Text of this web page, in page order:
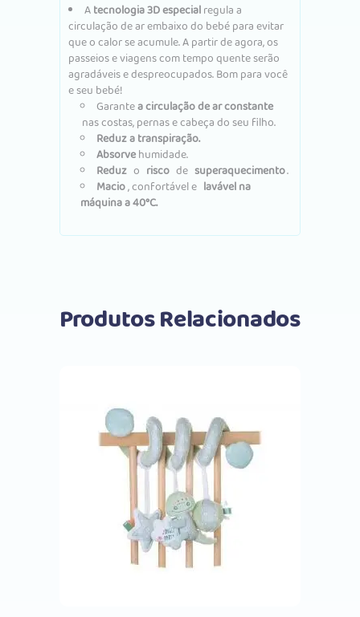
Atecnologia 3D especialregula a
circulação de ar embaixo do bebé para evitar
que o calor se acumule.A partir de agora, os
passeios e viagens com tempo quente serão
agradáveis ​​e despreocupados.Bom para você
e seu bebé!
Garantea circulação de ar constante
nas costas, pernas e cabeça do seu filho.
Reduz a transpiração.
Absorvehumidade.
Reduz o risco de superaquecimento.
Macio, confortável e lavável na
máquina a 40°C.
Produtos Relacionados
Comprar